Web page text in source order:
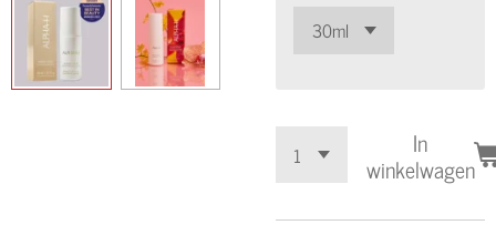
In
winkelwagen